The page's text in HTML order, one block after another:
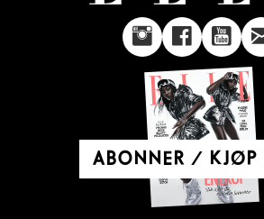
ABONNER / KJØP